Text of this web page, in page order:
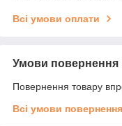
Всі умови оплати
Умови повернення
Повернення товару
Всі умови повернення